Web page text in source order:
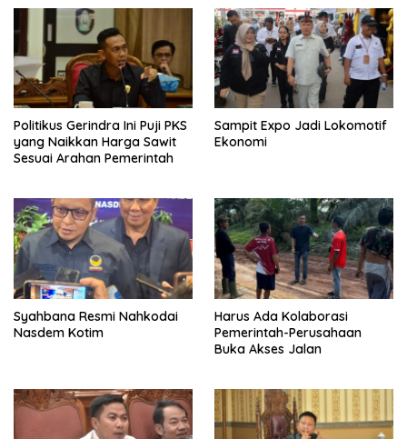
Politikus Gerindra Ini Puji PKS
yang Naikkan Harga Sawit
Sesuai Arahan Pemerintah
Sampit Expo Jadi Lokomotif
Ekonomi
Syahbana Resmi Nahkodai
Nasdem Kotim
Harus Ada Kolaborasi
Pemerintah-Perusahaan
Buka Akses Jalan